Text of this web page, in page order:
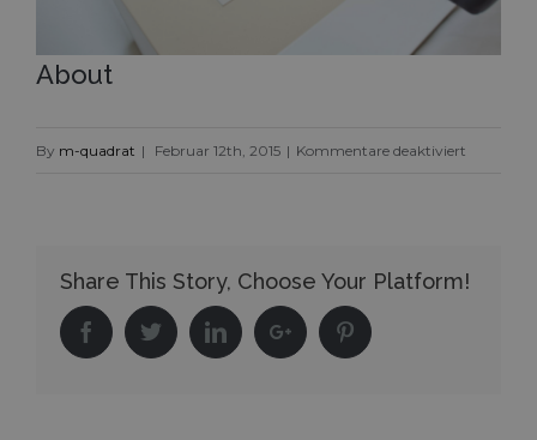
About
By m-quadrat | Februar 12th, 2015 | Kommentare deaktiviert
Share This Story, Choose Your Platform!
FacebookTwitterLinkedinGoogle+ Pinterest